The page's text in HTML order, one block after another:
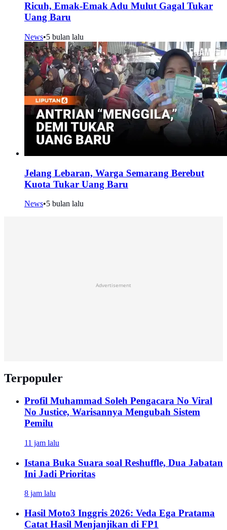
Ricuh, Emak-Emak Adu Mulut Gagal Tukar
Uang Baru
News•5 bulan lalu
Jelang Lebaran, Warga Semarang Berebut
Kuota Tukar Uang Baru
News•5 bulan lalu
Advertisement
Terpopuler
Profil Muhammad Soleh Pengacara No Viral
No Justice, Warisannya Mengubah Sistem
Pemilu
11 jam lalu
Istana Buka Suara soal Reshuffle, Dua Jabatan
Ini Jadi Prioritas
8 jam lalu
Hasil Moto3 Inggris 2026: Veda Ega Pratama
Catat Hasil Menjanjikan di FP1